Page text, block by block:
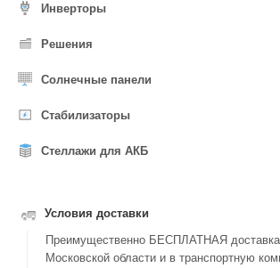
Инверторы
Решения
Солнечные панели
Стабилизаторы
Стеллажи для АКБ
Условия доставки
Преимущественно БЕСПЛАТНАЯ
Московской области и в транспортную